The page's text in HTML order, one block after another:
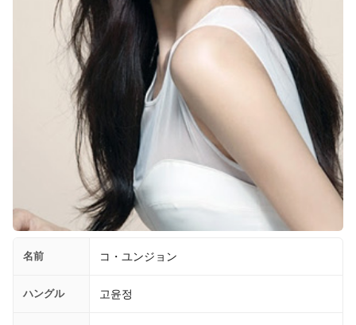
名前 コ・ユンジョン
ハングル 고윤정